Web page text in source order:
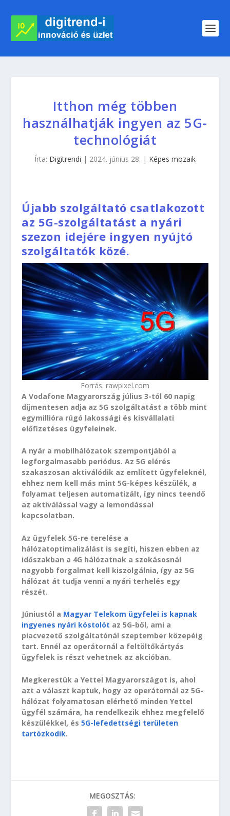
Itthon még többen
használhatják ingyen az 5G-
technológiát
Írta: Digitrendi | 2024. június 28. | Képes mozaik
Újabb szolgáltató csatlakozott
az 5G-szolgáltatást a nyári
szezon idejére ingyen nyújtó
szolgáltatók közé.
Forrás: rawpixel.com
A Vodafone Magyarország július 3-tól 60 napig
díjmentesen adja az 5G szolgáltatást a több mint
egymillióra rúgó lakossági és kisvállalati
előfizetéses ügyfeleinek.
A nyár a mobilhálózatok szempontjából a
legforgalmasabb periódus. Az 5G elérés
szakaszosan aktiválódik az említett ügyfeleknél,
ehhez nem kell más mint 5G-képes készülék, a
folyamat teljesen automatizált, így nincs teendő
az aktiválással vagy a lemondással
kapcsolatban.
Az ügyfelek 5G-re terelése a
hálózatoptimalizálást is segíti, hiszen ebben az
időszakban a 4G hálózatnak a szokásosnál
nagyobb forgalmat kell kiszolgálnia, így az 5G
hálózat át tudja venni a nyári terhelés egy
részét.
Júniustól a Magyar Telekom ügyfelei is kapnak
ingyenes nyári kóstolót az 5G-ből, ami a
piacvezető szolgáltatónál szeptember közepéig
tart. Ennél az operátornál a feltöltőkártyás
ügyfelek is részt vehetnek az akcióban.
Megkerestük a Yettel Magyarországot is, ahol
azt a választ kaptuk, hogy az operátornál az 5G-
hálózat folyamatosan elérhető minden Yettel
ügyfél számára, ha rendelkezik ehhez megfelelő
készülékkel, és5G-lefedettségi területen
tartózkodik.
MEGOSZTÁS: